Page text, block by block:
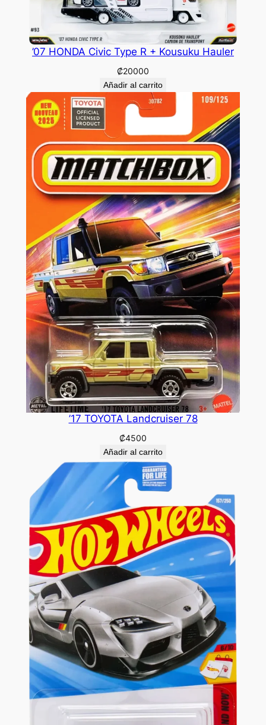
’07 HONDA Civic Type R + Kousuku Hauler
₡20000
Añadir al carrito
’17 TOYOTA Landcruiser 78
₡4500
Añadir al carrito